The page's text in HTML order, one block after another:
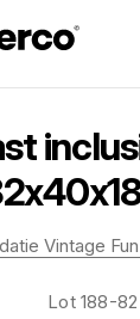
Vintage
Lot 188-82